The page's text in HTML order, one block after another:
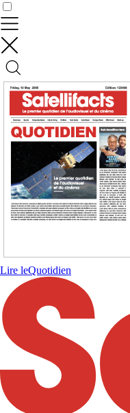
Lire leQuotidien
Contrôler vos données